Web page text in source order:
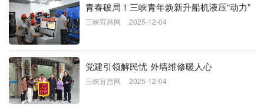
青春破局！三峡青年焕新升船机液压“动力”
三峡宜昌网 2025-12-04
党建引领解民忧 外墙维修暖人心
三峡宜昌网 2025-12-04